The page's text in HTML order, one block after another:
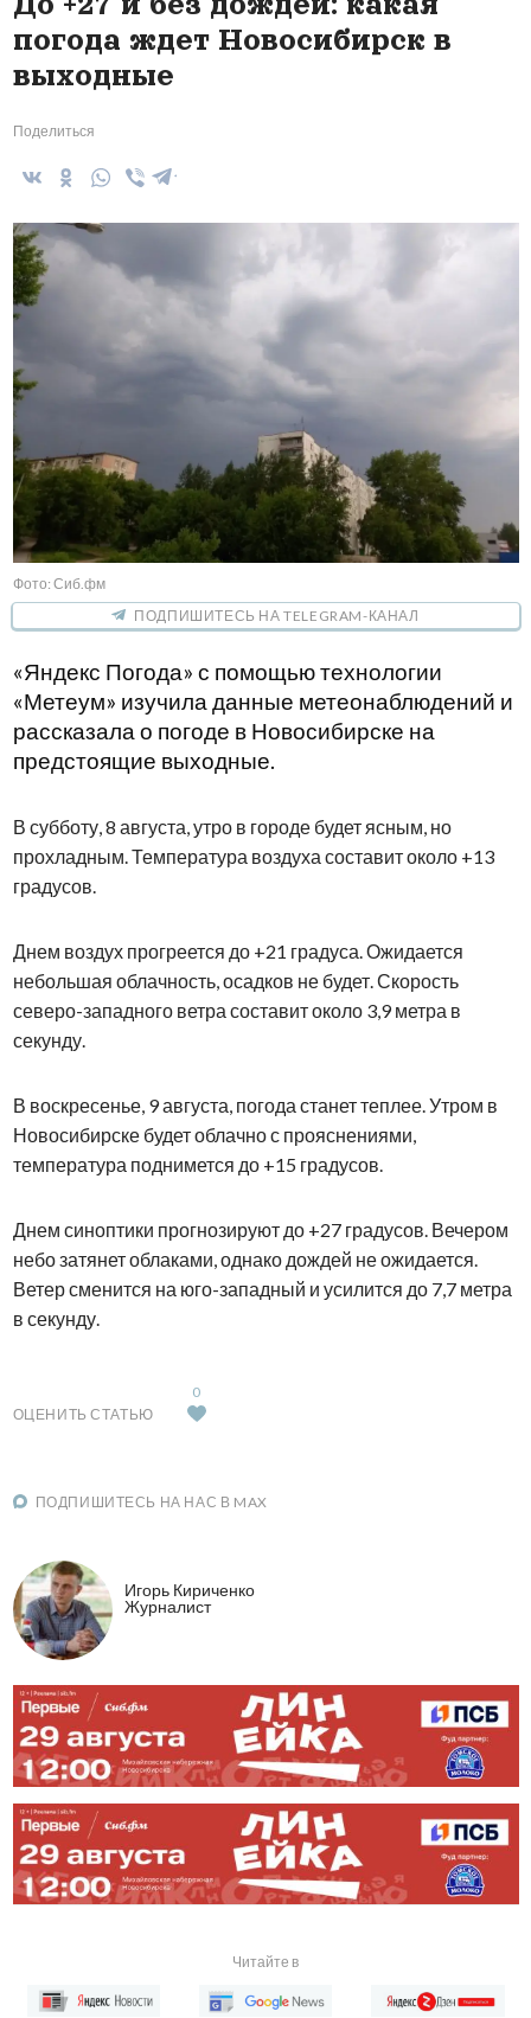
погода ждет Новосибирск в
выходные
Поделиться
Фото: Сиб.фм
ПОДПИШИТЕСЬ НА TELEGRAM-КАНАЛ
«Яндекс Погода» с помощью технологии
«Метеум» изучила данные метеонаблюдений и
рассказала о погоде в Новосибирске на
предстоящие выходные.
В субботу, 8 августа, утро в городе будет ясным, но
прохладным. Температура воздуха составит около +13
градусов.
Днем воздух прогреется до +21 градуса. Ожидается
небольшая облачность, осадков не будет. Скорость
северо-западного ветра составит около 3,9 метра в
секунду.
В воскресенье, 9 августа, погода станет теплее. Утром в
Новосибирске будет облачно с прояснениями,
температура поднимется до +15 градусов.
Днем синоптики прогнозируют до +27 градусов. Вечером
небо затянет облаками, однако дождей не ожидается.
Ветер сменится на юго-западный и усилится до 7,7 метра
в секунду.
ОЦЕНИТЬ СТАТЬЮ
0
ПОДПИШИТЕСЬ НА НАС В MAX
Игорь Кириченко
Журналист
Читайте в